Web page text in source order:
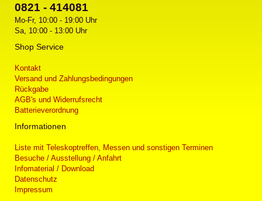
0821 - 414081
Mo-Fr, 10:00 - 19:00 Uhr
Sa, 10:00 - 13:00 Uhr
Shop Service
Kontakt
Versand und Zahlungsbedingungen
Rückgabe
AGB's und Widerrufsrecht
Batterieverordnung
Informationen
Liste mit Teleskoptreffen, Messen und sonstigen Terminen
Besuche / Ausstellung / Anfahrt
Infomaterial / Download
Datenschutz
Impressum